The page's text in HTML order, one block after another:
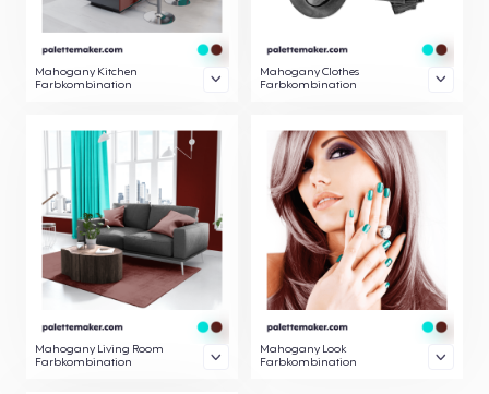
Mahogany Kitchen
Farbkombination
Mahogany Clothes
Farbkombination
Mahogany Living Room
Farbkombination
Mahogany Look
Farbkombination